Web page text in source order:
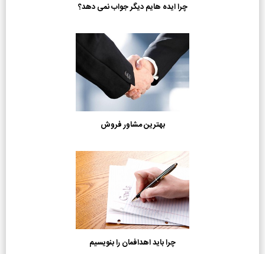
چرا ایده هایم دیگر جواب نمی دهد؟
بهترین مشاور فروش
چرا باید اهدافمان را بنویسیم